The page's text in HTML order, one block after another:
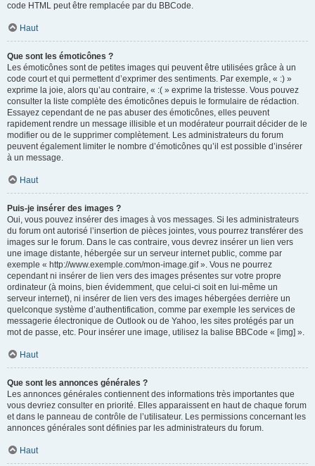
code HTML peut être remplacée par du BBCode.
Haut
Que sont les émoticônes ?
Les émoticônes sont de petites images qui peuvent être utilisées grâce à un
code court et qui permettent d’exprimer des sentiments. Par exemple, « :) »
exprime la joie, alors qu’au contraire, « :( » exprime la tristesse. Vous pouvez
consulter la liste complète des émoticônes depuis le formulaire de rédaction.
Essayez cependant de ne pas abuser des émoticônes, elles peuvent
rapidement rendre un message illisible et un modérateur pourrait décider de le
modifier ou de le supprimer complètement. Les administrateurs du forum
peuvent également limiter le nombre d’émoticônes qu’il est possible d’insérer
à un message.
Haut
Puis-je insérer des images ?
Oui, vous pouvez insérer des images à vos messages. Si les administrateurs
du forum ont autorisé l’insertion de pièces jointes, vous pourrez transférer des
images sur le forum. Dans le cas contraire, vous devrez insérer un lien vers
une image distante, hébergée sur un serveur internet public, comme par
exemple « http://www.exemple.com/mon-image.gif ». Vous ne pourrez
cependant ni insérer de lien vers des images présentes sur votre propre
ordinateur (à moins, bien évidemment, que celui-ci soit en lui-même un
serveur internet), ni insérer de lien vers des images hébergées derrière un
quelconque système d’authentification, comme par exemple les services de
messagerie électronique de Outlook ou de Yahoo, les sites protégés par un
mot de passe, etc. Pour insérer une image, utilisez la balise BBCode « [img] ».
Haut
Que sont les annonces générales ?
Les annonces générales contiennent des informations très importantes que
vous devriez consulter en priorité. Elles apparaissent en haut de chaque forum
et dans le panneau de contrôle de l’utilisateur. Les permissions concernant les
annonces générales sont définies par les administrateurs du forum.
Haut